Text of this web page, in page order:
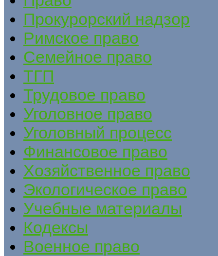
Прокурорский надзор
Римское право
Семейное право
ТГП
Трудовое право
Уголовное право
Уголовный процесс
Финансовое право
Хозяйственное право
Экологическое право
Учебные материалы
Кодексы
Военное право